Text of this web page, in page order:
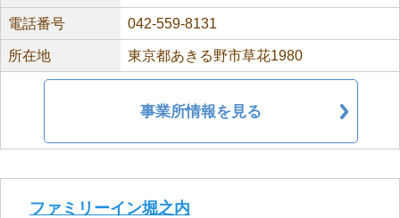
電話番号 042-559-8131
所在地 東京都あきる野市草花1980
事業所情報を見る
ファミリーイン堀之内